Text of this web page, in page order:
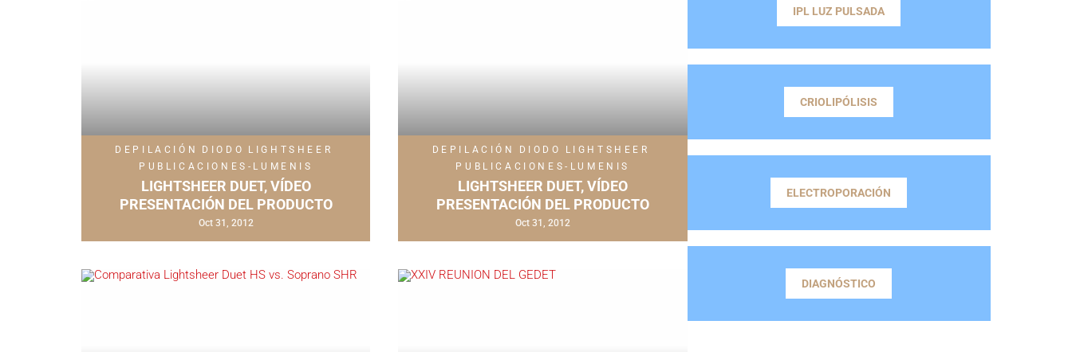
DEPILACIÓN DIODO
LIGHTSHEER
PUBLICACIONES-LUMENIS
LIGHTSHEER DUET, VÍDEO
PRESENTACIÓN DEL PRODUCTO
Oct 31, 2012
DEPILACIÓN DIODO
LIGHTSHEER
PUBLICACIONES-LUMENIS
LIGHTSHEER DUET, VÍDEO
PRESENTACIÓN DEL PRODUCTO
Oct 31, 2012
IPL LUZ PULSADA
CRIOLIPÓLISIS
ELECTROPORACIÓN
DIAGNÓSTICO